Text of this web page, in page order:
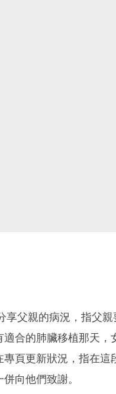
父親的病況，指父親
合的肺臟移植那天，
頁更新狀況，指在這
向他們致謝。